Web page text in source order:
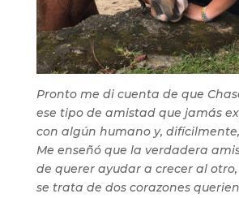
Pronto me di cuenta de que
ese tipo de amistad que jamás
con algún humano y,
Me enseñó que la verdadera
de querer ayudar a crecer al
se trata de dos corazones